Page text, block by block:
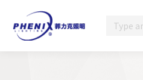
Search: